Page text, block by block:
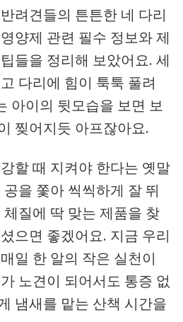
려견들의 튼튼한 네 다리
양제 관련 필수 정보와 제
들을 정리해 보았어요. 세
다리에 힘이 툭툭 풀려
아이의 뒷모습을 보면 보
찢어지듯 아프잖아요.
할 때 지켜야 한다는 옛말
을 쫓아 씩씩하게 잘 뛰
질에 딱 맞는 제품을 찾
으면 좋겠어요. 지금 우리
일 한 알의 작은 실천이
노견이 되어서도 통증 없
냄새를 맡는 산책 시간을